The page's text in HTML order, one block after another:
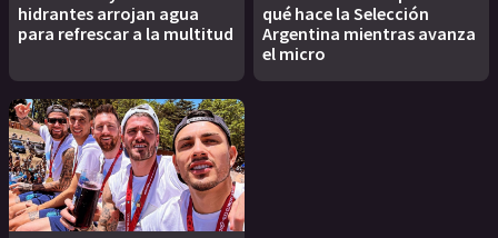
hidrantes arrojan agua
para refrescar a la multitud
qué hace la Selección
Argentina mientras avanza
el micro